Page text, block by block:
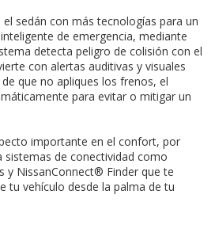
el sedán con más tecnologías para un
de emergencia, mediante
detecta peligro de colisión con el
con alertas auditivas y visuales
que no apliques los frenos, el
para evitar o mitigar un
importante en el confort, por
sistemas de conectividad como
y NissanConnect® Finder que te
tu vehículo desde la palma de tu